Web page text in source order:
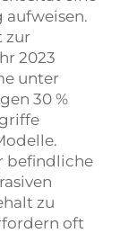
aufweisen.
zur
2023
unter
30 %
befindliche
zu
oft